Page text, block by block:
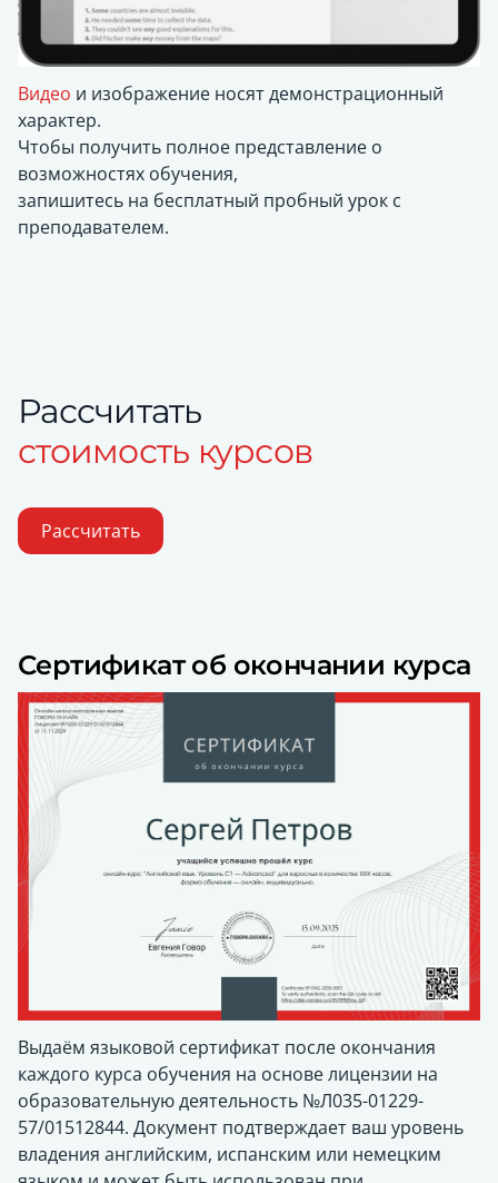
Видео и изображение носят демонстрационный
характер.
Чтобы получить полное представление о
возможностях обучения,
запишитесь на бесплатный пробный урок с
преподавателем.
Рассчитать
стоимость курсов
Рассчитать
Сертификат об окончании курса
Выдаём языковой сертификат после окончания
каждого курса обучения на основе лицензии на
образовательную деятельность №Л035-01229-
57/01512844. Документ подтверждает ваш уровень
владения английским, испанским или немецким